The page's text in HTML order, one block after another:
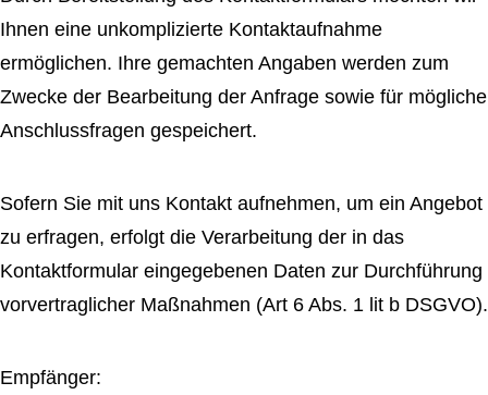
Ihnen eine unkomplizierte Kontaktaufnahme
ermöglichen. Ihre gemachten Angaben werden zum
Zwecke der Bearbeitung der Anfrage sowie für mögliche
Anschlussfragen gespeichert.
Sofern Sie mit uns Kontakt aufnehmen, um ein Angebot
zu erfragen, erfolgt die Verarbeitung der in das
Kontaktformular eingegebenen Daten zur Durchführung
vorvertraglicher Maßnahmen (Art 6 Abs. 1 lit b DSGVO).
Empfänger: